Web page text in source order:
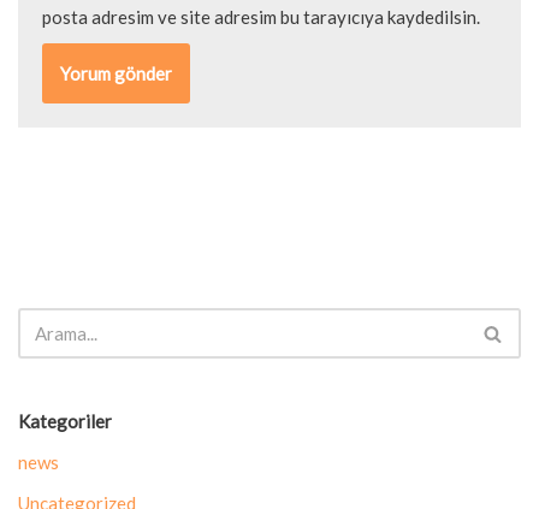
posta adresim ve site adresim bu tarayıcıya kaydedilsin.
Kategoriler
news
Uncategorized